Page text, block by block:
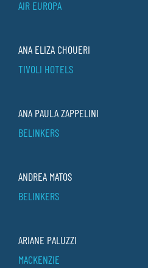
AIR EUROPA
ANA ELIZA CHOUERI
TIVOLI HOTELS
ANA PAULA ZAPPELINI
BELINKERS
ANDREA MATOS
BELINKERS
ARIANE PALUZZI
MACKENZIE